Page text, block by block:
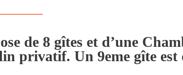
de 8 gîtes et d’une
privatif. Un 9eme gîte est